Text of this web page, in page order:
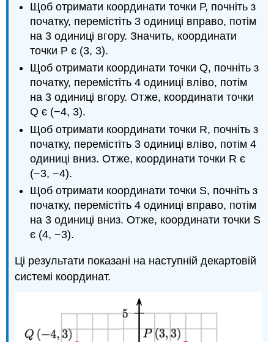
Щоб отримати координати точки Р, почніть з
початку, перемістіть 3 одиниці вправо, потім
на 3 одиниці вгору. Значить, координати
точки Р є (3, 3).
Щоб отримати координати точки Q, почніть з
початку, перемістіть 4 одиниці вліво, потім
на 3 одиниці вгору. Отже, координати точки
Q є (−4, 3).
Щоб отримати координати точки R, почніть з
початку, перемістіть 3 одиниці вліво, потім 4
одиниці вниз. Отже, координати точки R є
(−3, −4).
Щоб отримати координати точки S, почніть з
початку, перемістіть 4 одиниці вправо, потім
на 3 одиниці вниз. Отже, координати точки S
є (4, −3).
Ці результати показані на наступній декартовій
системі координат.